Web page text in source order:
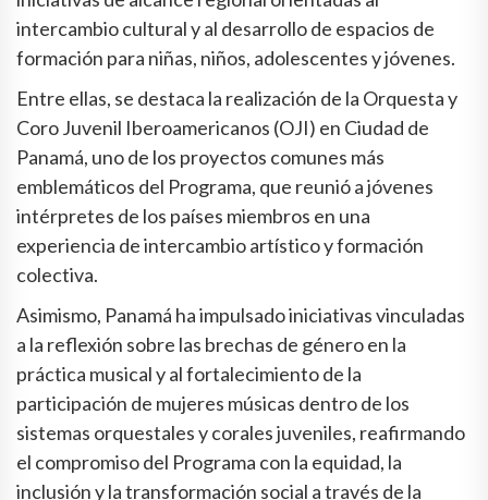
intercambio cultural y al desarrollo de espacios de
formación para niñas, niños, adolescentes y jóvenes.
Entre ellas, se destaca la realización de la Orquesta y
Coro Juvenil Iberoamericanos (OJI) en Ciudad de
Panamá, uno de los proyectos comunes más
emblemáticos del Programa, que reunió a jóvenes
intérpretes de los países miembros en una
experiencia de intercambio artístico y formación
colectiva.
Asimismo, Panamá ha impulsado iniciativas vinculadas
a la reflexión sobre las brechas de género en la
práctica musical y al fortalecimiento de la
participación de mujeres músicas dentro de los
sistemas orquestales y corales juveniles, reafirmando
el compromiso del Programa con la equidad, la
inclusión y la transformación social a través de la